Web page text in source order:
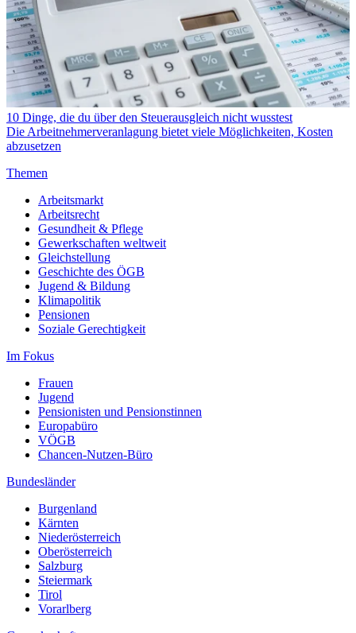
10 Dinge, die du über den Steuerausgleich nicht wusstest
Die Arbeitnehmerveranlagung bietet viele Möglichkeiten, Kosten
abzusetzen
Themen
Arbeitsmarkt
Arbeitsrecht
Gesundheit & Pflege
Gewerkschaften weltweit
Gleichstellung
Geschichte des ÖGB
Jugend & Bildung
Klimapolitik
Pensionen
Soziale Gerechtigkeit
Im Fokus
Frauen
Jugend
Pensionisten und Pensionstinnen
Europabüro
VÖGB
Chancen-Nutzen-Büro
Bundesländer
Burgenland
Kärnten
Niederösterreich
Oberösterreich
Salzburg
Steiermark
Tirol
Vorarlberg